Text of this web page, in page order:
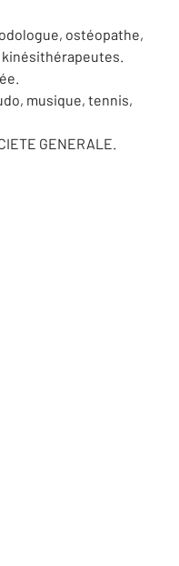
ostéopathe,
musique, tennis,
GENERALE.